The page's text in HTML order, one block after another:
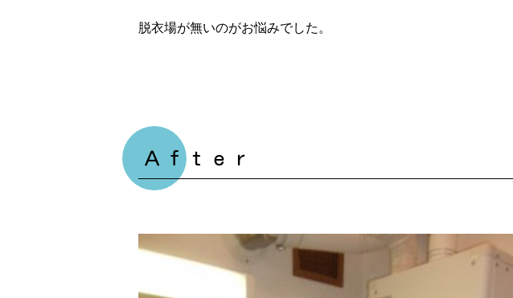
脱衣場が無いのがお悩みでした。
Ａｆｔｅｒ